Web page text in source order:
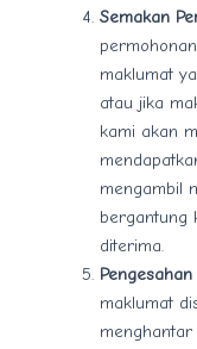
Semakan
maklumat
atau jika
kami akan
mengambil
bergantung
diterima.
maklumat